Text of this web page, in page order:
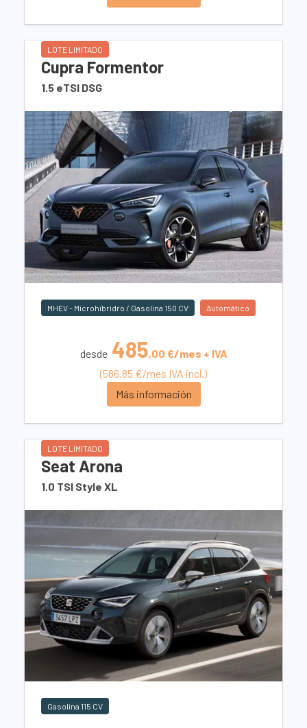
LOTE LIMITADO
Cupra Formentor
1.5 eTSI DSG
MHEV - Microhíbridro / Gasolina 150 CV Automático
desde 485,00 €/mes + IVA
(586.85 €/mes IVA incl.)
Más información
LOTE LIMITADO
Seat Arona
1.0 TSI Style XL
Gasolina 115 CV